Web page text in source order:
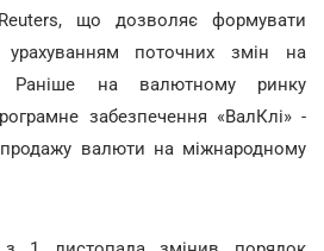
що дозволяє формувати
поточних змін на
Раніше на валютному ринку
забезпечення «ВалКлі» -
продажу валюти на міжнародному